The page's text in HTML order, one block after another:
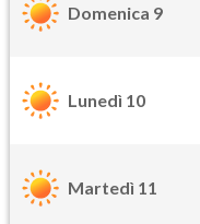
Domenica 9
Lunedì 10
Martedì 11